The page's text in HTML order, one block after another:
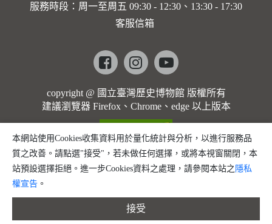
命的依戀
馬勒大地
之歌】
服務時段：周一至周五 09:30 - 12:30、13:30 - 17:30
客服信箱
Facebookinstagramyoutube
copyright @ 國立臺灣歷史博物館 版權所有
建議瀏覽器 Firefox、Chrome、edge 以上版本
本網站使用Cookies收集資料用於量化統計與分析，以進行服務品
質之改善。請點選"接受"，若未做任何選擇，或將本視窗關閉，本
站預設選擇拒絕。進一步Cookies資料之處理，請參閱本站之 隱私
權宣告 。
接受